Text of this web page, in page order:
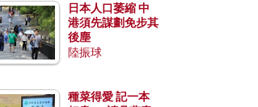
日本人口萎縮 中
港須先謀劃免步其
後塵
陸振球
種菜得愛 記一本